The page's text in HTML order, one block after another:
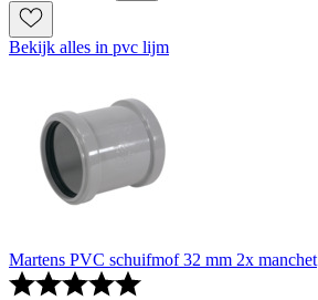
Bekijk alles in pvc lijm
Martens PVC schuifmof 32 mm 2x manchet